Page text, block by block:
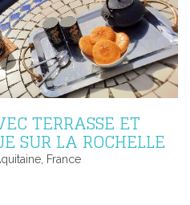
TERRASSE ET
SUR LA ROCHELLE
France